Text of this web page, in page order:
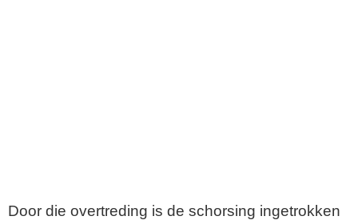
Door die overtreding is de schorsing ingetrokken